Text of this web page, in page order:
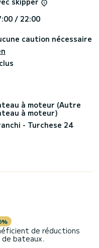
exceptionnelle
/ 22:00
caution nécessaire
à moteur (Autre
à moteur)
- Turchese 24
de réductions
bateaux.